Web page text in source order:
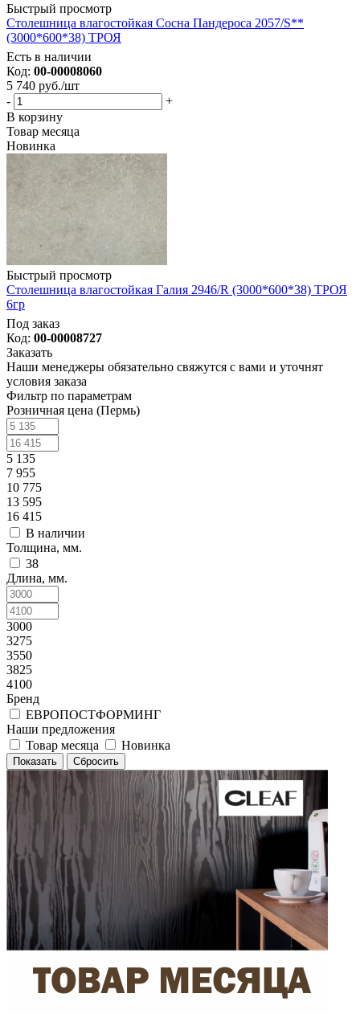
Быстрый просмотр
Столешница влагостойкая Сосна Пандероса 2057/S**
(3000*600*38) ТРОЯ
Есть в наличии
Код: 00-00008060
5 740 руб./шт
-
+
В корзину
Товар месяца
Новинка
Быстрый просмотр
Столешница влагостойкая Галия 2946/R (3000*600*38) ТРОЯ
6гр
Под заказ
Код: 00-00008727
Заказать
Наши менеджеры обязательно свяжутся с вами и уточнят
условия заказа
Фильтр по параметрам
Розничная цена (Пермь)
5 135
7 955
10 775
13 595
16 415
В наличии
Толщина, мм.
38
Длина, мм.
3000
3275
3550
3825
4100
Бренд
ЕВРОПОСТФОРМИНГ
Наши предложения
Товар месяца
Новинка
Сбросить